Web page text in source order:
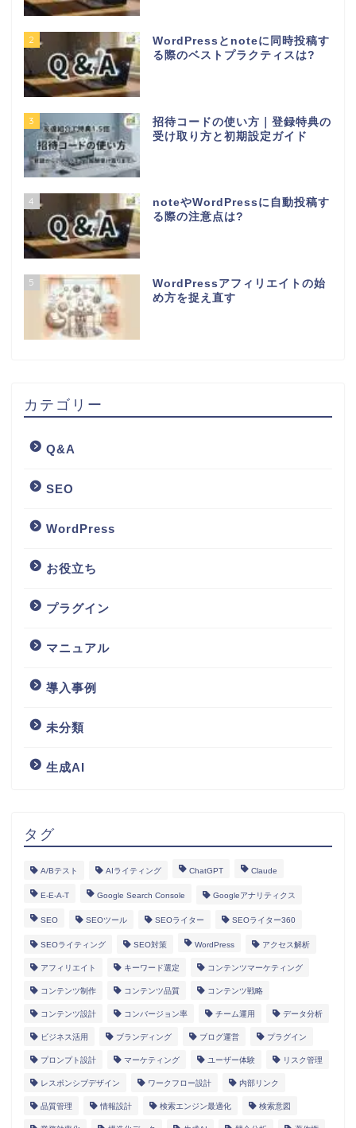
2
WordPressとnoteに同時投稿す
る際のベストプラクティスは?
3
招待コードの使い方｜登録特典の
受け取り方と初期設定ガイド
4
noteやWordPressに自動投稿す
る際の注意点は?
5
WordPressアフィリエイトの始
め方を捉え直す
カテゴリー
Q&A
SEO
WordPress
お役立ち
プラグイン
マニュアル
導入事例
未分類
生成AI
タグ
A/Bテスト AIライティング ChatGPT Claude
E-E-A-T Google Search Console Googleアナリティクス
SEO SEOツール SEOライター SEOライター360
SEOライティング SEO対策 WordPress アクセス解析
アフィリエイト キーワード選定 コンテンツマーケティング
コンテンツ制作 コンテンツ品質 コンテンツ戦略
コンテンツ設計 コンバージョン率 チーム運用 データ分析
ビジネス活用 ブランディング ブログ運営 プラグイン
プロンプト設計 マーケティング ユーザー体験 リスク管理
レスポンシブデザイン ワークフロー設計 内部リンク
品質管理 情報設計 検索エンジン最適化 検索意図
HOME